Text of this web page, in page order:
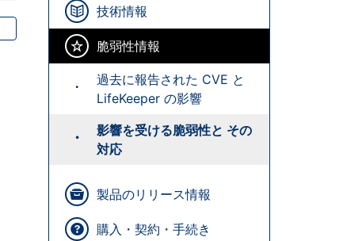
技術情報
脆弱性情報
過去に報告された CVE と
LifeKeeper の影響
影響を受ける脆弱性と その
対応
製品のリリース情報
購入・契約・手続き